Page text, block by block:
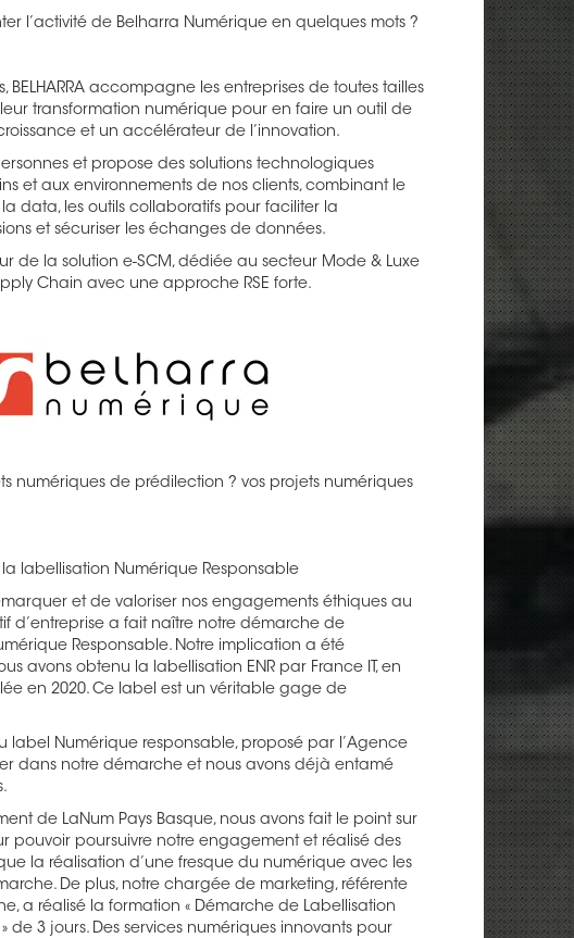
l’activité de Belharra Numérique en quelques mots ?
BELHARRA accompagne les entreprises de toutes tailles
transformation numérique pour en faire un outil de
et un accélérateur de l’innovation.
et propose des solutions technologiques
et aux environnements de nos clients, combinant le
data, les outils collaboratifs pour faciliter la
et sécuriser les échanges de données.
de la solution e-SCM, dédiée au secteur Mode & Luxe
Chain avec une approche RSE forte.
numériques de prédilection ? vos projets numériques
labellisation Numérique Responsable
et de valoriser nos engagements éthiques au
d’entreprise a fait naître notre démarche de
Responsable. Notre implication a été
avons obtenu la labellisation ENR par France IT, en
en 2020. Ce label est un véritable gage de
label Numérique responsable, proposé par l’Agence
dans notre démarche et nous avons déjà entamé
de LaNum Pays Basque, nous avons fait le point sur
pouvoir poursuivre notre engagement et réalisé des
la réalisation d’une fresque du numérique avec les
De plus, notre chargée de marketing, référente
a réalisé la formation « Démarche de Labellisation
de 3 jours. Des services numériques innovants pour